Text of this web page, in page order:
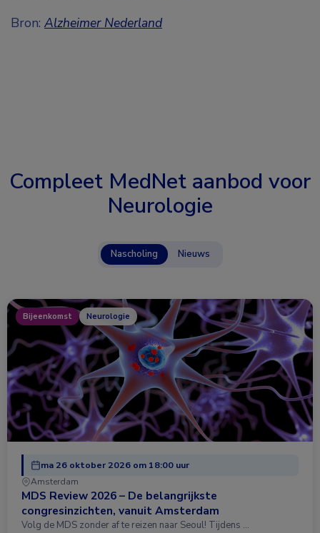
Bron: Alzheimer Nederland
Compleet MedNet aanbod voor
Neurologie
Nascholing Nieuws
Bijeenkomst Neurologie
ma 26 oktober 2026 om 18:00 uur
Amsterdam
MDS Review 2026 – De belangrijkste
congresinzichten, vanuit Amsterdam
Volg de MDS zonder af te reizen naar Seoul! Tijdens …